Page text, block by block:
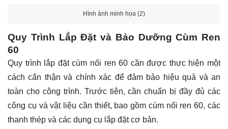
Hình ảnh minh họa (2)
Quy Trình Lắp Đặt và Bảo Dưỡng Cùm Ren
60
Quy trình lắp đặt cùm nối ren 60 cần được thực hiện một
cách cẩn thận và chính xác để đảm bảo hiệu quả và an
toàn cho công trình. Trước tiên, cần chuẩn bị đầy đủ các
công cụ và vật liệu cần thiết, bao gồm cùm nối ren 60, các
thanh thép và các dụng cụ lắp đặt cơ bản.